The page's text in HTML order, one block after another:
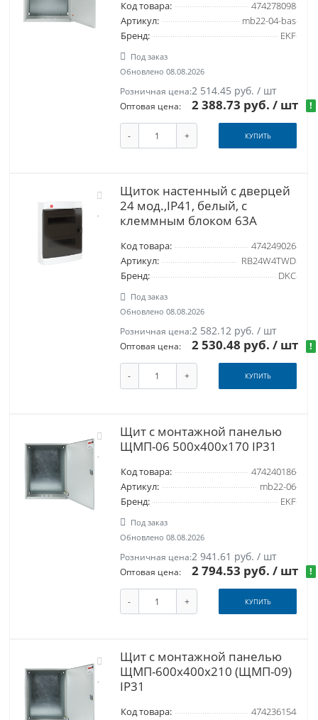
Код товара:
474278098
Артикул:
mb22-04-bas
Бренд:
EKF
Под заказ
Обновлено 08.08.2026
Розничная цена:2 514.45 руб. / шт
Оптовая цена: 2 388.73 руб./ шт !
- + КУПИТЬ
Щиток настенный с дверцей
24 мод.,IP41, белый, с
клеммным блоком 63А
Код товара:
474249026
Артикул:
RB24W4TWD
Бренд:
DKC
Под заказ
Обновлено 08.08.2026
Розничная цена:2 582.12 руб. / шт
Оптовая цена: 2 530.48 руб./ шт !
- + КУПИТЬ
Щит с монтажной панелью
ЩМП-06 500х400х170 IP31
Код товара:
474240186
Артикул:
mb22-06
Бренд:
EKF
Под заказ
Обновлено 08.08.2026
Розничная цена:2 941.61 руб. / шт
Оптовая цена: 2 794.53 руб./ шт !
- + КУПИТЬ
Щит с монтажной панелью
ЩМП-600х400х210 (ЩМП-09)
IP31
Код товара:
474236154